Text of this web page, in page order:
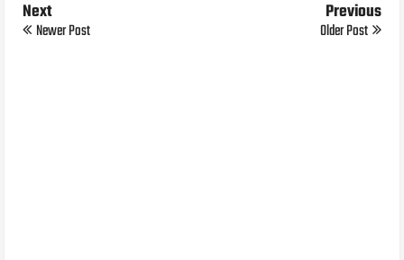
Next
Newer Post
Previous
Older Post